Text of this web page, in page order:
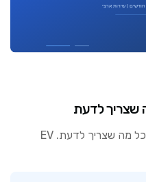
מאמר על פחת B בעמדת טעינה – כל מה שצריך לדעת. EV